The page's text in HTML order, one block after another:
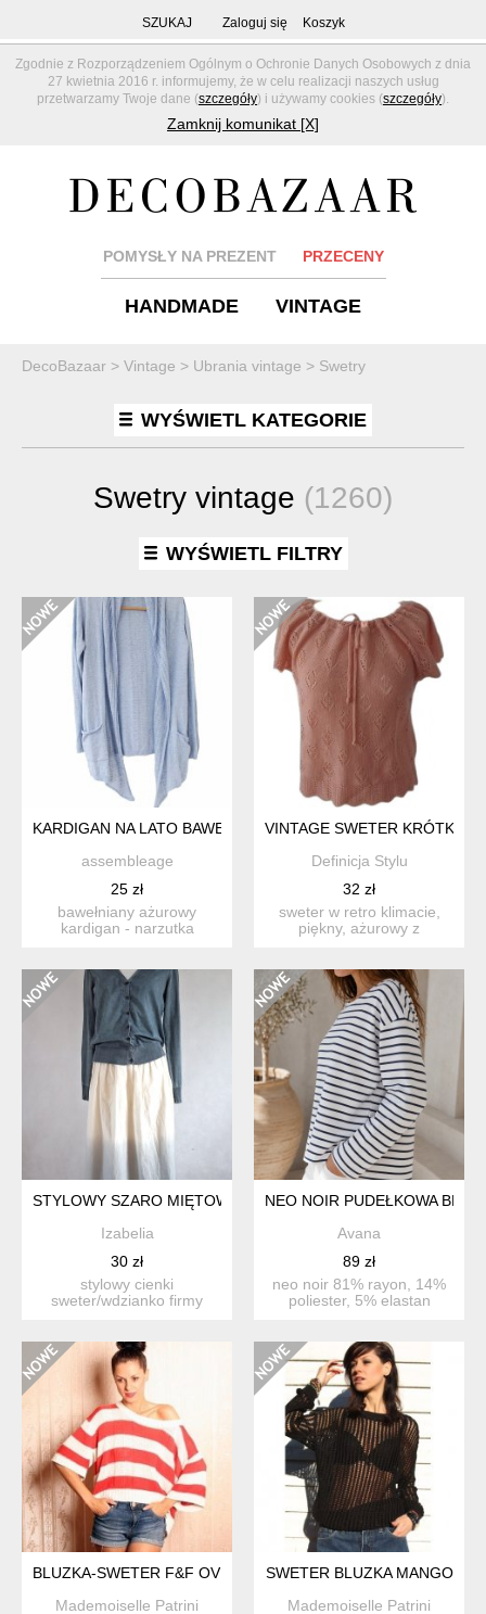
Zgodnie z Rozporządzeniem Ogólnym o Ochronie Danych Osobowych z dnia
27 kwietnia 2016 r. informujemy, że w celu realizacji naszych usług
przetwarzamy Twoje dane (szczegóły) i używamy cookies (szczegóły).
Zamknij komunikat [X]
SZUKAJ Zaloguj się Koszyk
POMYSŁY NA PREZENT PRZECENY
HANDMADE VINTAGE
DecoBazaar > Vintage > Ubrania vintage > Swetry
WYŚWIETL KATEGORIE
Swetry vintage (1260)
WYŚWIETL FILTRY
KARDIGAN NA LATO BAWEŁNIANY BŁĘKITNY NARZUTKA
assembleage
25 zł
bawełniany ażurowy
kardigan - narzutka
VINTAGE SWETER KRÓTKI
Definicja Stylu
32 zł
sweter w retro klimacie,
piękny, ażurowy z
STYLOWY SZARO MIĘTOWY
Izabelia
30 zł
stylowy cienki
sweter/wdzianko firmy
NEO NOIR PUDEŁKOWA
Avana
89 zł
neo noir 81% rayon, 14%
poliester, 5% elastan
BLUZKA-SWETER F&F OVERSIZED
Mademoiselle Patrini
SWETER BLUZKA MANGO
Mademoiselle Patrini